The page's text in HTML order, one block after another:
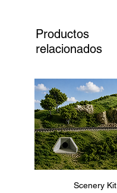
Productos
relacionados
Scenery Kit